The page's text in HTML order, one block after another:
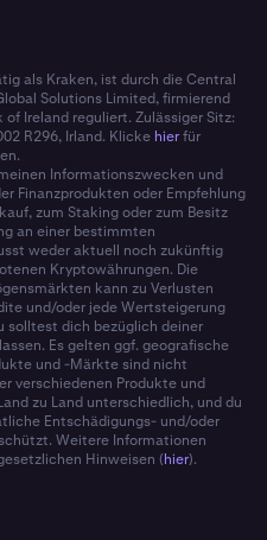
als Kraken, ist durch die Central
Solutions Limited, firmierend
Ireland reguliert. Zulässiger Sitz:
R296, Irland. Klicke hierfür
Informationszwecken und
Finanzprodukten oder Empfehlung
zum Staking oder zum Besitz
an einer bestimmten
weder aktuell noch zukünftig
Kryptowährungen. Die
kann zu Verlusten
und/oder jede Wertsteigerung
solltest dich bezüglich deiner
Es gelten ggf. geografische
und -Märkte sind nicht
verschiedenen Produkte und
zu Land unterschiedlich, und du
Entschädigungs- und/oder
Weitere Informationen
Hinweisen (hier).